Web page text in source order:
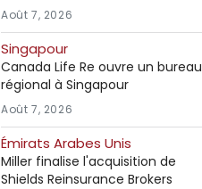
Août 7, 2026
Singapour
Canada Life Re ouvre un bureau
régional à Singapour
Août 7, 2026
Émirats Arabes Unis
Miller finalise l'acquisition de
Shields Reinsurance Brokers